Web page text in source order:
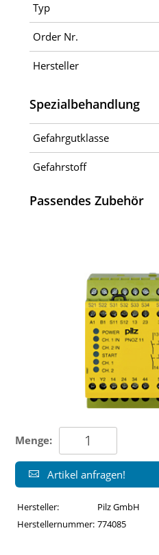
Typ
Order Nr.
Hersteller
Spezialbehandlung
Gefahrgutklasse
Gefahrstoff
Passendes Zubehör
Menge:
Artikel anfragen!
Hersteller:
Pilz GmbH
Herstellernummer: 774085